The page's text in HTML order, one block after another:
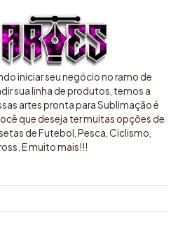
iniciar seu negócio no ramo de
sua linha de produtos, temos a
artes pronta para Sublimação é
que deseja ter muitas opções de
de Futebol, Pesca, Ciclismo,
E muito mais!!!